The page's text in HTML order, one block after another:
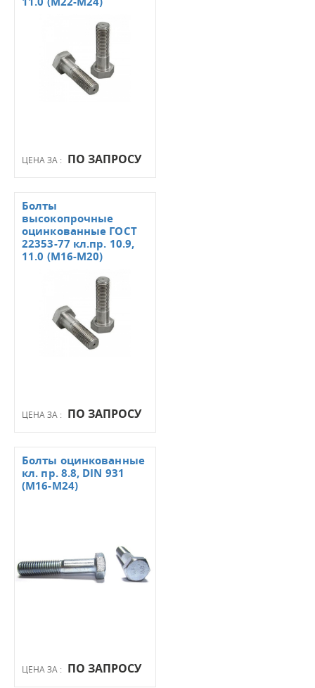
ЦЕНА ЗА : ПО ЗАПРОСУ
ЦЕНА ЗА : ПО ЗАПРОСУ
Болты
высокопрочные
оцинкованные ГОСТ
22353-77 кл.пр. 10.9,
11.0 (М16-М20)
ЦЕНА ЗА : ПО ЗАПРОСУ
Болты оцинкованные
кл. пр. 8.8, DIN 931
(М16-М24)